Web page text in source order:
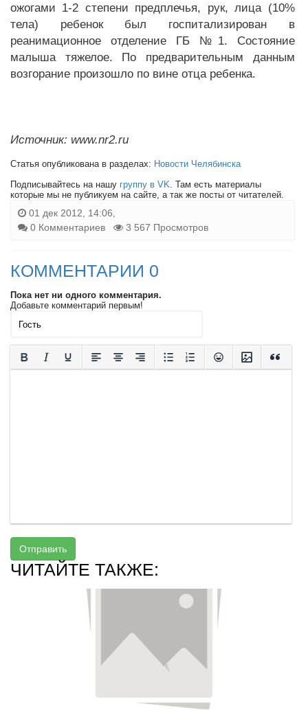
ожогами 1-2 степени предплечья, рук, лица (10%
тела) ребенок был госпитализирован в
реанимационное отделение ГБ №1. Состояние
малыша тяжелое. По предварительным данным
возгорание произошло по вине отца ребенка.
Источник: www.nr2.ru
Статья опубликована в разделах: Новости Челябинска
Подписывайтесь на нашу группу в VK. Там есть материалы
которые мы не публикуем на сайте, а так же посты от читателей.
01 дек 2012, 14:06,
0 Комментариев
3 567 Просмотров
КОММЕНТАРИИ 0
Пока нет ни одного комментария.
Добавьте комментарий первым!
Отправить
ЧИТАЙТЕ ТАКЖЕ: